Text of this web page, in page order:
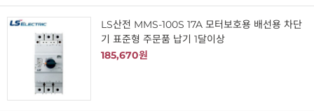
LS산전 MMS-100S 17A 모터보호용 배선용 차단
기 표준형 주문품 납기 1달이상
185,670원